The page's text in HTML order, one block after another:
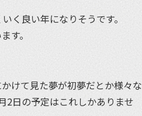
く良い年になりそうです。
す。
けて見た夢が初夢だとか様々な
2日の予定はこれしかありませ